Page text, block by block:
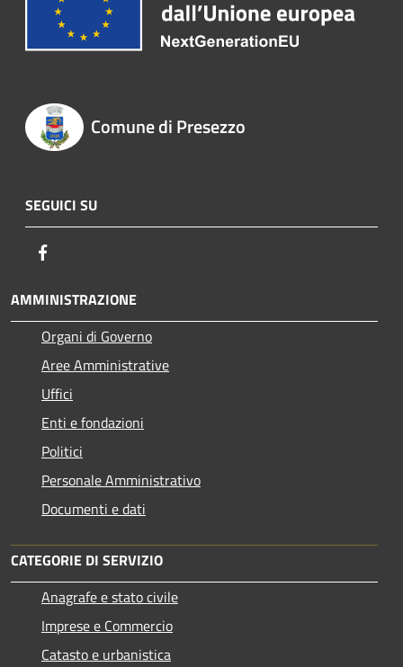
Comune di Presezzo
SEGUICI SU
AMMINISTRAZIONE
Organi di Governo
Aree Amministrative
Uffici
Enti e fondazioni
Politici
Personale Amministrativo
Documenti e dati
CATEGORIE DI SERVIZIO
Anagrafe e stato civile
Imprese e Commercio
Catasto e urbanistica